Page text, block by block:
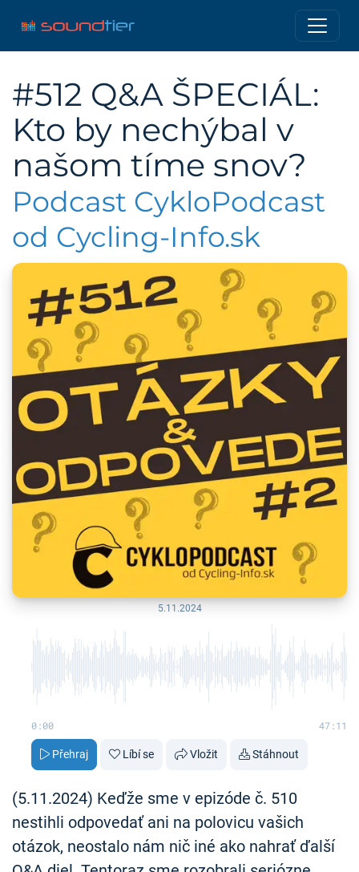
#512 Q&A ŠPECIÁL:
Kto by nechýbal v
našom tíme snov?
Podcast CykloPodcast
od Cycling-Info.sk
5.11.2024
0:00 47:11
Přehraj Líbí se Vložit Stáhnout
(5.11.2024) Keďže sme v epizóde č. 510
nestihli odpovedať ani na polovicu vašich
otázok, neostalo nám nič iné ako nahrať ďalší